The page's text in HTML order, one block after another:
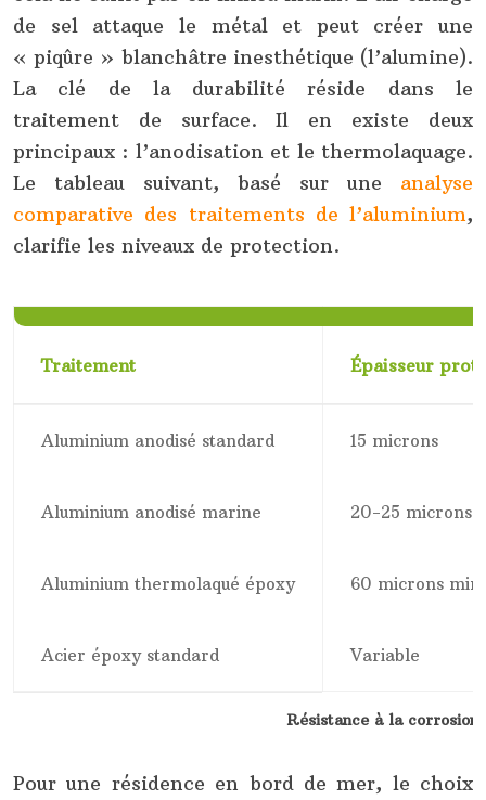
de sel attaque le métal et peut créer une
« piqûre » blanchâtre inesthétique (l’alumine).
La clé de la durabilité réside dans le
traitement de surface. Il en existe deux
principaux : l’anodisation et le thermolaquage.
Le tableau suivant, basé sur une analyse
comparative des traitements de l’aluminium,
clarifie les niveaux de protection.
Résistance à la corrosion
Traitement Épaisseur
Aluminium anodisé standard 15 microns
Aluminium anodisé marine 20-25 microns
Aluminium thermolaqué époxy 60 microns
Acier époxy standard Variable
Pour une résidence en bord de mer, le choix